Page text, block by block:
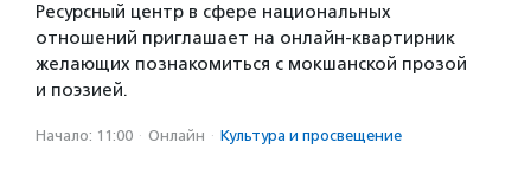
Ресурсный центр в сфере национальных
отношений приглашает на онлайн-квартирник
желающих познакомиться с мокшанской прозой
и поэзией.
Начало: 11:00 · Онлайн · Культура и просвещение